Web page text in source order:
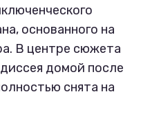
основанного на
В центре сюжета
домой после
снята на